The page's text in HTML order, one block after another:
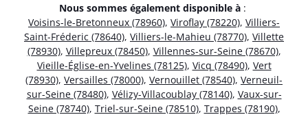
Nous sommes également disponible à :
Voisins-le-Bretonneux (78960), Viroflay (78220), Villiers-
Saint-Fréderic (78640), Villiers-le-Mahieu (78770), Villette
(78930), Villepreux (78450), Villennes-sur-Seine (78670),
Vieille-Église-en-Yvelines (78125), Vicq (78490), Vert
(78930), Versailles (78000), Vernouillet (78540), Verneuil-
sur-Seine (78480), Vélizy-Villacoublay (78140), Vaux-sur-
Seine (78740), Triel-sur-Seine (78510), Trappes (78190),